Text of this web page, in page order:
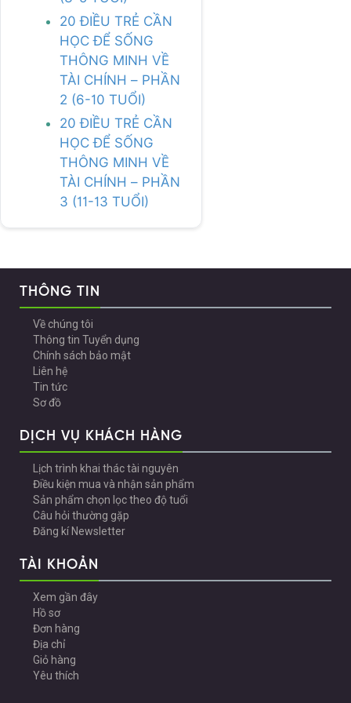
20 ĐIỀU TRẺ CẦN
HỌC ĐỂ SỐNG
THÔNG MINH VỀ
TÀI CHÍNH – PHẦN
2 (6-10 TUỔI)
20 ĐIỀU TRẺ CẦN
HỌC ĐỂ SỐNG
THÔNG MINH VỀ
TÀI CHÍNH – PHẦN
3 (11-13 TUỔI)
THÔNG TIN
Về chúng tôi
Thông tin Tuyển dụng
Chính sách bảo mật
Liên hệ
Tin tức
Sơ đồ
DỊCH VỤ KHÁCH HÀNG
Lịch trình khai thác tài nguyên
Điều kiện mua và nhận sản phẩm
Sản phẩm chọn lọc theo độ tuổi
Câu hỏi thường gặp
Đăng kí Newsletter
TÀI KHOẢN
Xem gần đây
Hồ sơ
Đơn hàng
Địa chỉ
Giỏ hàng
Yêu thích